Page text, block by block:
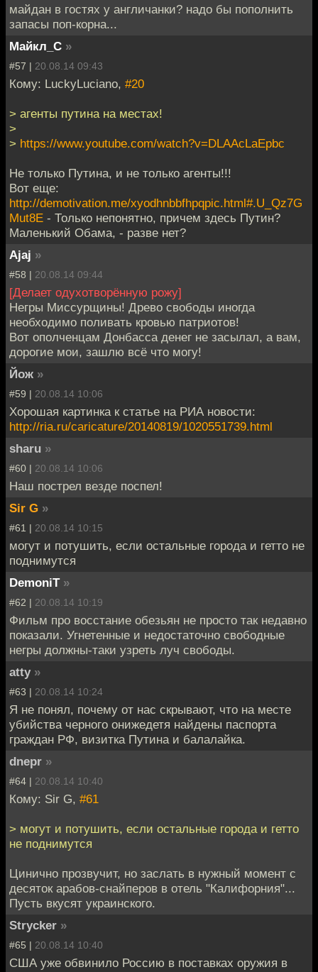
майдан в гостях у англичанки? надо бы пополнить
запасы поп-корна...
Майкл_С »
#57 | 20.08.14 09:43
Кому: LuckyLuciano, #20
> агенты путина на местах!
>
> https://www.youtube.com/watch?v=DLAAcLaEpbc
Не только Путина, и не только агенты!!!
Вот еще:
http://demotivation.me/xyodhnbbfhpqpic.html#.U_Qz7G
Mut8E - Только непонятно, причем здесь Путин?
Маленький Обама, - разве нет?
Ajaj »
#58 | 20.08.14 09:44
[Делает одухотворённую рожу]
Негры Миссурщины! Древо свободы иногда
необходимо поливать кровью патриотов!
Вот ополченцам Донбасса денег не засылал, а вам,
дорогие мои, зашлю всё что могу!
Йож »
#59 | 20.08.14 10:06
Хорошая картинка к статье на РИА новости:
http://ria.ru/caricature/20140819/1020551739.html
sharu »
#60 | 20.08.14 10:06
Наш пострел везде поспел!
Sir G »
#61 | 20.08.14 10:15
могут и потушить, если остальные города и гетто не
поднимутся
DemoniT »
#62 | 20.08.14 10:19
Фильм про восстание обезьян не просто так недавно
показали. Угнетенные и недостаточно свободные
негры должны-таки узреть луч свободы.
atty »
#63 | 20.08.14 10:24
Я не понял, почему от нас скрывают, что на месте
убийства черного онижедетя найдены паспорта
граждан РФ, визитка Путина и балалайка.
dnepr »
#64 | 20.08.14 10:40
Кому: Sir G, #61
> могут и потушить, если остальные города и гетто
не поднимутся
Цинично прозвучит, но заслать в нужный момент с
десяток арабов-снайперов в отель "Калифорния"...
Пусть вкусят украинского.
Strycker »
#65 | 20.08.14 10:40
США уже обвинило Россию в поставках оружия в